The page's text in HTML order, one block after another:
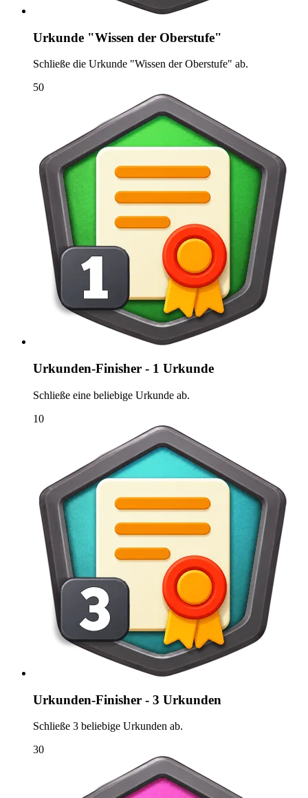
Urkunde "Wissen der Oberstufe"
Schließe die Urkunde "Wissen der Oberstufe" ab.
50
Urkunden-Finisher - 1 Urkunde
Schließe eine beliebige Urkunde ab.
10
Urkunden-Finisher - 3 Urkunden
Schließe 3 beliebige Urkunden ab.
30